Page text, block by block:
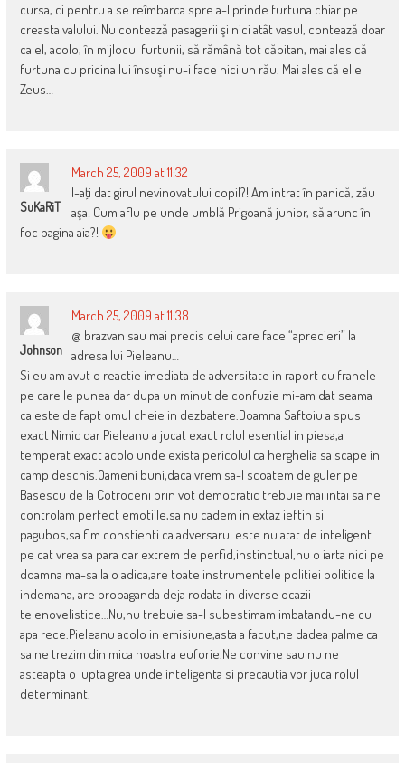
cursa, ci pentru a se reîmbarca spre a-l prinde furtuna chiar pe
creasta valului. Nu contează pasagerii şi nici atât vasul, contează doar
ca el, acolo, în mijlocul furtunii, să rămână tot căpitan, mai ales că
furtuna cu pricina lui însuşi nu-i face nici un rău. Mai ales că el e
Zeus…
SuKaRiT
March 25, 2009 at 11:32
I-aţi dat girul nevinovatului copil?! Am intrat în panică, zău
aşa! Cum aflu pe unde umblă Prigoană junior, să arunc în
foc pagina aia?!
Johnson
March 25, 2009 at 11:38
@ brazvan sau mai precis celui care face “aprecieri” la
adresa lui Pieleanu…
Si eu am avut o reactie imediata de adversitate in raport cu franele
pe care le punea dar dupa un minut de confuzie mi-am dat seama
ca este de fapt omul cheie in dezbatere.Doamna Saftoiu a spus
exact Nimic dar Pieleanu a jucat exact rolul esential in piesa,a
temperat exact acolo unde exista pericolul ca herghelia sa scape in
camp deschis.Oameni buni,daca vrem sa-l scoatem de guler pe
Basescu de la Cotroceni prin vot democratic trebuie mai intai sa ne
controlam perfect emotiile,sa nu cadem in extaz ieftin si
pagubos,sa fim constienti ca adversarul este nu atat de inteligent
pe cat vrea sa para dar extrem de perfid,instinctual,nu o iarta nici pe
doamna ma-sa la o adica,are toate instrumentele politiei politice la
indemana, are propaganda deja rodata in diverse ocazii
telenovelistice…Nu,nu trebuie sa-l subestimam imbatandu-ne cu
apa rece.Pieleanu acolo in emisiune,asta a facut,ne dadea palme ca
sa ne trezim din mica noastra euforie.Ne convine sau nu ne
asteapta o lupta grea unde inteligenta si precautia vor juca rolul
determinant.